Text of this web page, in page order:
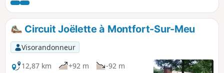
s'oxygéner l'esprit l'espace d'une bonne heure. Cette boucle
vous fera découvrir le centre de Breteil ainsi que de
nombreux espaces verts, un petit étang, et des chemins
très bien aménagés qui sillonnent la commune en long et
en large.
Circuit Joëlette à Montfort-Sur-Meu
Visorandonneur
12,87 km
+92 m
-92 m